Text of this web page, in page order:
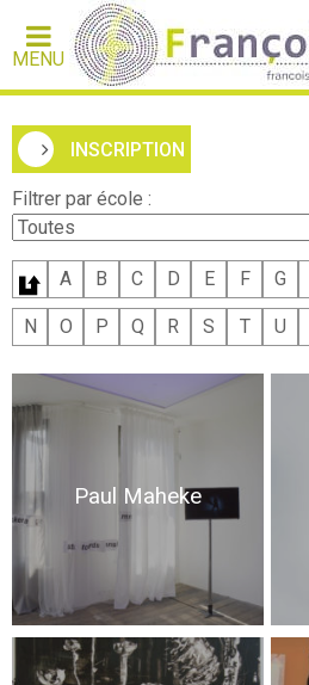
MENU
INSCRIPTION
Filtrer par école :
A B C D E F G
N O P Q R S T U
Paul Maheke